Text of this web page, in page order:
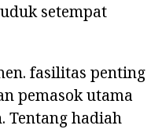
setempat
fasilitas penting
pemasok utama
Tentang hadiah